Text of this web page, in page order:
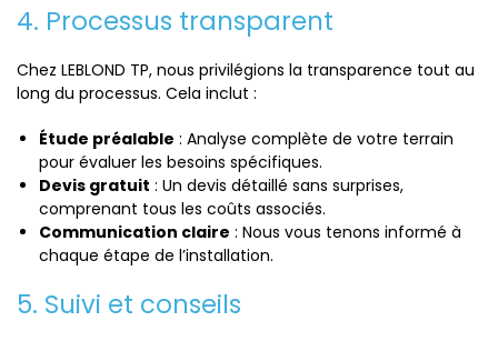
4. Processus transparent
Chez LEBLOND TP, nous privilégions la transparence tout au
long du processus. Cela inclut :
Étude préalable : Analyse complète de votre terrain
pour évaluer les besoins spécifiques.
Devis gratuit : Un devis détaillé sans surprises,
comprenant tous les coûts associés.
Communication claire : Nous vous tenons informé à
chaque étape de l’installation.
5. Suivi et conseils